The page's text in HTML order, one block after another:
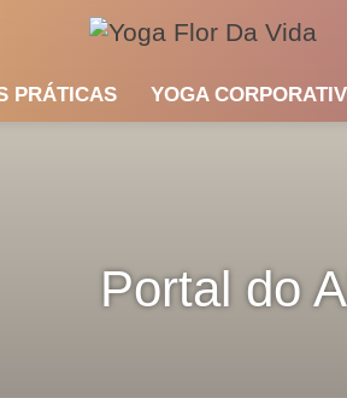
PRÁTICAS YOGA
Portal do